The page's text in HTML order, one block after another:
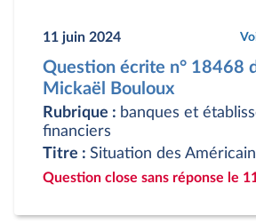
11 juin 2024
Question écrite n° 18468
Mickaël Bouloux
Rubrique : banques et
financiers
Titre : Situation des
Question close sans réponse le